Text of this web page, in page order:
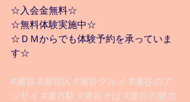
☆入会金無料☆
☆無料体験実施中☆
☆ＤＭからでも体験予約を承っていま
す☆
#瀬谷 #瀬谷区 #瀬谷グルメ #瀬谷のア
ジサイ #瀬谷駅 #瀬谷そば #瀬谷の魅力